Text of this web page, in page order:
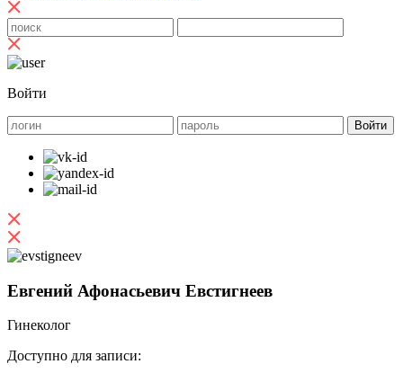
Войти
Евгений Афонасьевич Евстигнеев
Гинеколог
Доступно для записи: